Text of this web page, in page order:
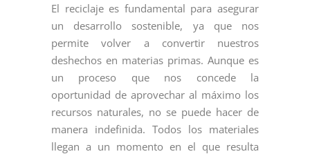
El reciclaje es fundamental para asegurar
un desarrollo sostenible, ya que nos
permite volver a convertir nuestros
deshechos en materias primas. Aunque es
un proceso que nos concede la
oportunidad de aprovechar al máximo los
recursos naturales, no se puede hacer de
manera indefinida. Todos los materiales
llegan a un momento en el que resulta